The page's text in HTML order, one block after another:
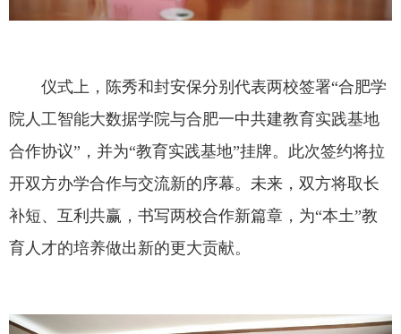
仪式上，陈秀和封安保分别代表两校签署“合肥学
院人工智能大数据学院与合肥一中共建教育实践基地
合作协议”，并为“教育实践基地”挂牌。此次签约将拉
开双方办学合作与交流新的序幕。未来，双方将取长
补短、互利共赢，书写两校合作新篇章，为“本土”教
育人才的培养做出新的更大贡献。